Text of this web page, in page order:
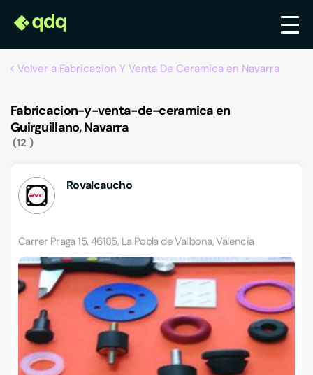
Volver a Fabricacion Y Venta De Ceramica en Navarra
Fabricacion-y-venta-de-ceramica en
Guirguillano, Navarra
12
Rovalcaucho
Carrer Praga 15, 46185, La Pobla de Vallbona, Valencia